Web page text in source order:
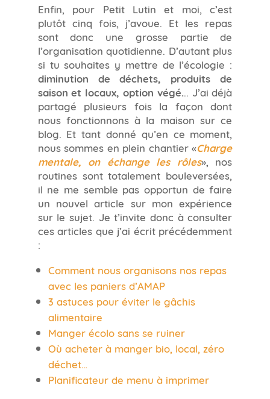
Enfin, pour Petit Lutin et moi, c’est
plutôt cinq fois, j’avoue. Et les repas
sont donc une grosse partie de
l’organisation quotidienne. D’autant plus
si tu souhaites y mettre de l’écologie :
diminution de déchets, produits de
saison et locaux, option végé. .. J’ai déjà
partagé plusieurs fois la façon dont
nous fonctionnons à la maison sur ce
blog. Et tant donné qu’en ce moment,
nous sommes en plein chantier «Charge
mentale, on échange les rôles», nos
routines sont totalement bouleversées,
il ne me semble pas opportun de faire
un nouvel article sur mon expérience
sur le sujet. Je t’invite donc à consulter
ces articles que j’ai écrit précédemment
:
Comment nous organisons nos repas
avec les paniers d’AMAP
3 astuces pour éviter le gâchis
alimentaire
Manger écolo sans se ruiner
Où acheter à manger bio, local, zéro
déchet…
Planificateur de menu à imprimer